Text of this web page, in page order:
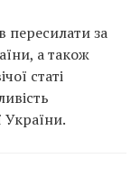
пересилати за
а також
статі
України.